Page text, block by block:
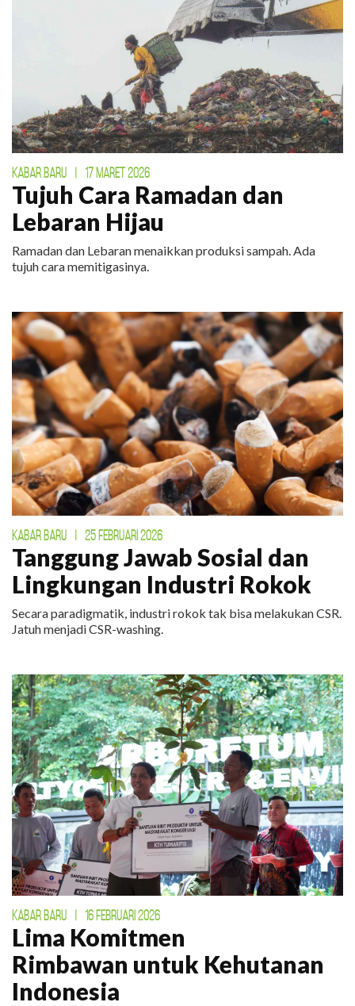
KABAR BARU | 17 MARET 2026
Tujuh Cara Ramadan dan
Lebaran Hijau
Ramadan dan Lebaran menaikkan produksi sampah. Ada
tujuh cara memitigasinya.
KABAR BARU 25 FEBRUARI 2026
Tanggung Jawab Sosial dan
Lingkungan Industri Rokok
Secara paradigmatik, industri rokok tak bisa melakukan CSR.
Jatuh menjadi CSR-washing.
KABAR BARU | 16 FEBRUARI 2026
Lima Komitmen
Rimbawan untuk Kehutanan
Indonesia